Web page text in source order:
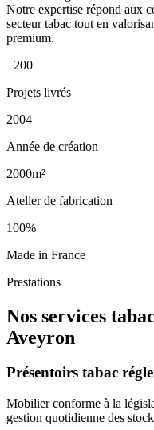
Notre expertise répond aux
secteur tabac tout en
premium.
+200
Projets livrés
2004
Année de création
2000m²
Atelier de fabrication
100%
Made in France
Prestations
Nos services
Aveyron
Présentoirs tabac
Mobilier conforme à la
gestion quotidienne des